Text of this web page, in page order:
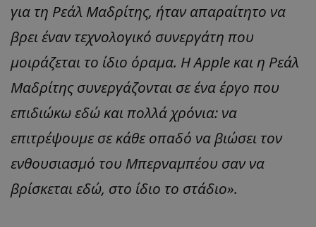
για τη Ρεάλ Μαδρίτης, ήταν απαραίτητο να
βρει έναν τεχνολογικό συνεργάτη που
μοιράζεται το ίδιο όραμα. Η Apple και η Ρεάλ
Μαδρίτης συνεργάζονται σε ένα έργο που
επιδιώκω εδώ και πολλά χρόνια: να
επιτρέψουμε σε κάθε οπαδό να βιώσει τον
ενθουσιασμό του Μπερναμπέου σαν να
βρίσκεται εδώ, στο ίδιο το στάδιο».